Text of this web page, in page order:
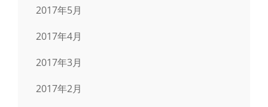
2017年5月
2017年4月
2017年3月
2017年2月